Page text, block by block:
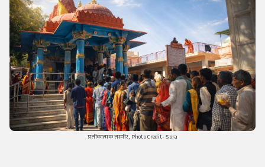
प्रतीकात्मक तस्वीर, Photo Credit- Sora